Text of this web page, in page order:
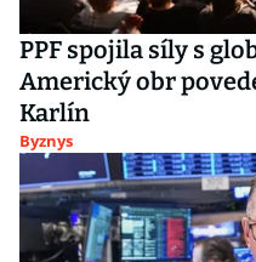
PPF spojila síly s
Americký obr
Karlín
Byznys